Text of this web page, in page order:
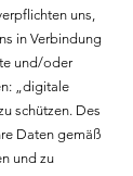
uns,
in Verbindung
und/oder
„digitale
schützen. Des
Daten gemäß
und zu